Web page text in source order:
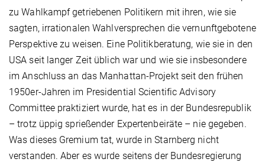
zu Wahlkampf getriebenen Politikern mit ihren, wie sie
sagten, irrationalen Wahlversprechen die vernunftgebotene
Perspektive zu weisen. Eine Politikberatung, wie sie in den
USA seit langer Zeit üblich war und wie sie insbesondere
im Anschluss an das Manhattan-Projekt seit den frühen
1950er-Jahren im Presidential Scientific Advisory
Committee praktiziert wurde, hat es in der Bundesrepublik
– trotz üppig sprießender Expertenbeiräte – nie gegeben.
Was dieses Gremium tat, wurde in Starnberg nicht
verstanden. Aber es wurde seitens der Bundesregierung